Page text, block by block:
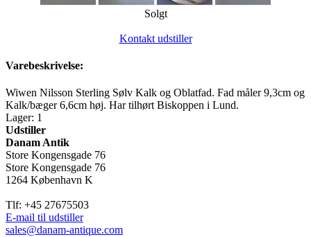
Solgt
Kontakt udstiller
Varebeskrivelse:
Wiwen Nilsson Sterling Sølv Kalk og Oblatfad. Fad måler 9,3cm og
Kalk/bæger 6,6cm høj. Har tilhørt Biskoppen i Lund.
Lager: 1
Udstiller
Danam Antik
Store Kongensgade 76
Store Kongensgade 76
1264 København K
Tlf: +45 27675503
E-mail til udstiller
sales@danam-antique.com